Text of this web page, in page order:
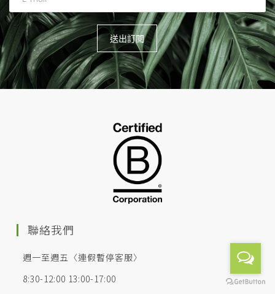
聯絡我們
週一至週五〈連假暫停客服〉
8:30-12:00 13:00-17:00